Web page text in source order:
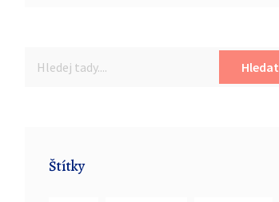
Hledat
Štítky